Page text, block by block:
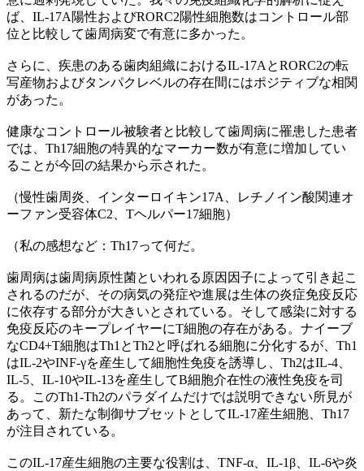
ば、IL-17A陽性およびRORC2陽性細胞数はコントロール部
位と比較して歯周病変で有意に多かった。
さらに、疾患のある歯肉組織におけるIL-17AとRORC2の転
写産物およびタンパクレベルの存在間にはポジティブな相関
があった。
健康なコントロール被験者と比較して歯周病に罹患した患者
では、Th17細胞の特異的なマーカー数が有意に増加してい
ることが今回の結果から示された。
（慢性歯周炎、インターロイキン17A、レチノイン酸関連オ
ーファン受容体C2、Tヘルパー17細胞）
（私の感想など：Th17って何だ。
歯周病は歯周病原性菌といわれる原因因子によって引き起こ
されるのだが、その病気の発症や進展は生体の炎症免疫反応
に依存する部分が大きいとされている。そして感染に対する
免疫反応のキープレイヤーにT細胞の存在がある。ナイーブ
なCD4+T細胞はTh1とTh2と呼ばれる細胞に分化するが、Th1
はIL-2やINF-γを産生して細胞性免疫を誘導し、Th2はIL-4、
IL-5、IL-10やIL-13を産生してB細胞介在性の液性免疫を司
る。このTh1-Th2のパラダイムだけでは説明できない所見が
あって、新たな制御サブセットとしてIL-17産生細胞、Th17
が注目されている。
このIL-17産生細胞の主要な役割は、TNF-α、IL-1β、IL-6や炎